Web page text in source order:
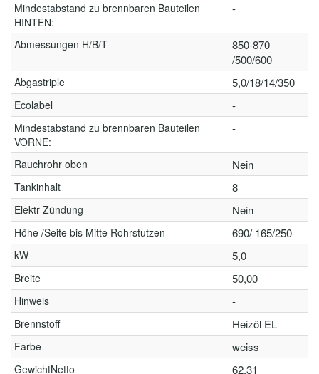
Mindestabstand zu brennbaren Bauteilen
HINTEN:
-
Abmessungen H/B/T
850-870
/500/600
Abgastriple 5,0/18/14/350
Ecolabel -
Mindestabstand zu brennbaren Bauteilen
VORNE:
-
Rauchrohr oben Nein
Tankinhalt 8
Elektr Zündung Nein
Höhe /Seite bis Mitte Rohrstutzen 690/ 165/250
kW 5,0
Breite 50,00
Hinweis -
Brennstoff Heizöl EL
Farbe weiss
GewichtNetto 62.31